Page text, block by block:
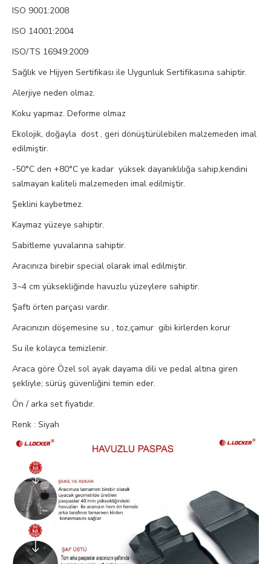
ISO 9001:2008
ISO 14001:2004
ISO/TS 16949:2009
Sağlık ve Hijyen Sertifikası ile Uygunluk Sertifikasına sahiptir.
Alerjiye neden olmaz.
Koku yapmaz. Deforme olmaz
Ekolojik, doğayla dost , geri dönüştürülebilen malzemeden imal
edilmiştir.
-50°C den +80°C ye kadar yüksek dayanıklılığa sahip,kendini
salmayan kaliteli malzemeden imal edilmiştir.
Şeklini kaybetmez.
Kaymaz yüzeye sahiptir.
Sabitleme yuvalarına sahiptir.
Aracınıza birebir special olarak imal edilmiştir.
3~4 cm yüksekliğinde havuzlu yüzeylere sahiptir.
Şaftı örten parçası vardır.
Aracınızın döşemesine su , toz,çamur gibi kirlerden korur
Su ile kolayca temizlenir.
Araca göre Özel sol ayak dayama dili ve pedal altına giren
şekliyle; sürüş güvenliğini temin eder.
Ön / arka set fiyatıdır.
Renk : Siyah